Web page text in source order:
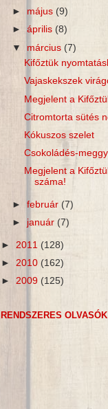
► május (9)
►április(8)
▼ március (7)
Kifőztük
Vajaskekszek
Megjelent a
Citromtorta sütés
Kókuszos szelet
Csokoládés-
Megjelent a
száma!
►február (7)
► január (7)
► 2011 (128)
► 2010 (162)
► 2009 (125)
RENDSZERES OLVASÓK